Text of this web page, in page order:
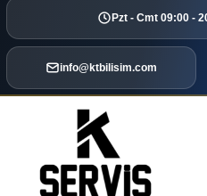
Pzt - Cmt 09:00 -
info@ktbilisim.com